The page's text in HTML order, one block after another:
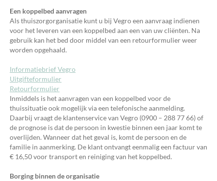
Een koppelbed aanvragen
Als thuiszorgorganisatie kunt u bij Vegro een aanvraag indienen
voor het leveren van een koppelbed aan een van uw cliënten. Na
gebruik kan het bed door middel van een retourformulier weer
worden opgehaald.
Informatiebrief Vegro
Uitgifteformulier
Retourformulier
Inmiddels is het aanvragen van een koppelbed voor de
thuissituatie ook mogelijk via een telefonische aanmelding.
Daarbij vraagt de klantenservice van Vegro (0900 – 288 77 66) of
de prognose is dat de persoon in kwestie binnen een jaar komt te
overlijden. Wanneer dat het geval is, komt de persoon en de
familie in aanmerking. De klant ontvangt eenmalig een factuur van
€ 16,50 voor transport en reiniging van het koppelbed.
Borging binnen de organisatie